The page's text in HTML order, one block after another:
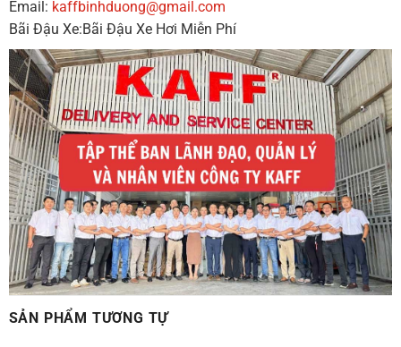
Email: kaffbinhduong@gmail.com
Bãi Đậu Xe:Bãi Đậu Xe Hơi Miễn Phí
SẢN PHẨM TƯƠNG TỰ